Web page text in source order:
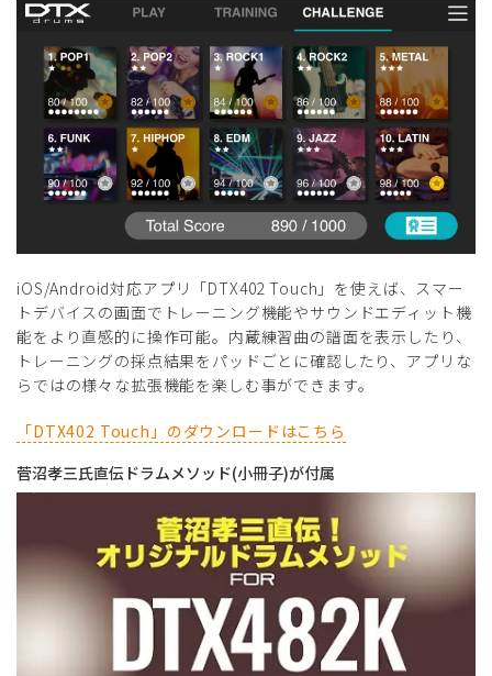
iOS/Android対応アプリ「DTX402 Touch」を使えば、スマー
トデバイスの画⾯でトレーニング機能やサウンドエディット機
能をより直感的に操作可能。内蔵練習曲の譜⾯を表⽰したり、
トレーニングの採点結果をパッドごとに確認したり、アプリな
らではの様々な拡張機能を楽しむ事ができます。
「DTX402 Touch」のダウンロードはこちら
菅沼孝三⽒直伝ドラムメソッド(⼩冊⼦)が付属